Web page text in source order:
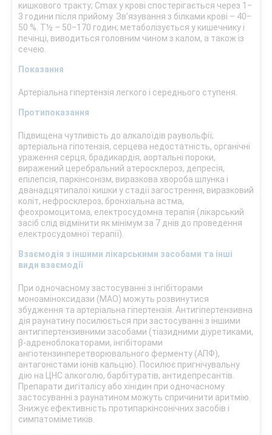
кишкового тракту; Cmax у крові спостерігається через 1‒
3 години після прийому. Зв’язування з білками крові – 40‒
50 %. Т½ – 50‒170 годин; метаболізується у кишечнику і
печінці, виводиться головним чином з калом, а також із
сечею.
Показання
Артеріальна гіпертензія легкого і середнього ступеня.
Протипоказання
Підвищена чутливість до алкалоїдів раувольфії;
артеріальна гіпотензія, серцева недостатність, органічні
ураження серця, брадикардія, аортальні пороки,
виражений церебральний атеросклероз, депресія,
епілепсія, паркінсонізм, виразкова хвороба шлунка і
дванадцятипалої кишки у стадії загострення, виразковий
коліт, нефросклероз, бронхіальна астма,
феохромоцитома, електросудомна терапія (лікарський
засіб слід відмінити як мінімум за 7 днів до проведення
електросудомної терапії).
Взаємодія з іншими лікарськими засобами та інші
види взаємодії
При одночасному застосуванні з інгібіторами
моноаміноксидази (МАО) можуть розвинутися
збудження та артеріальна гіпертензія. Антигіпертензивна
дія раунатину посилюється при застосуванні з іншими
антигіпертензивними засобами (тіазидними діуретиками,
β-адреноблокаторами, інгібіторами
ангіотензинперетворювального ферменту (АПФ),
антагоністами іонів кальцію). Посилює пригнічувальну
дію на ЦНС алкоголю, барбітуратів, антидепресантів.
Препарати дигіталісу або хінідин при одночасному
застосуванні з раунатином можуть спричинити аритмію.
Знижує ефективність протипаркінсонічних засобів і
симпатоміметиків.